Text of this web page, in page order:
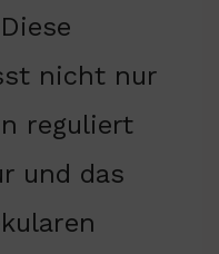
nicht nur
reguliert
und das